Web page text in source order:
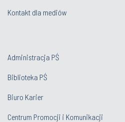
Kontakt dla mediów
Administracja PŚ
Biblioteka PŚ
Biuro Karier
Centrum Promocji i Komunikacji